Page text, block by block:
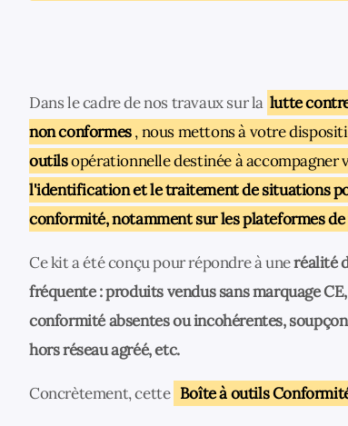
Dans le cadre de nos travaux sur la lutte
non conformes, nous mettons à votre
outilsopérationnelle destinée à accompagner
l'identification et le traitement de situations
conformité, notamment sur les plateformes de
Ce kit a été conçu pour répondre à uneréalité
fréquente : produits vendus sans marquage
conformité absentes ou incohérentes,
hors réseau agréé, etc.
Concrètement, cette Boîte à outils